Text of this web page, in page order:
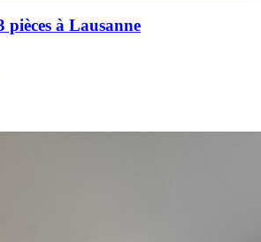
pièces à Lausanne